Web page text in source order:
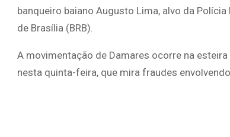
banqueiro baiano Augusto Lima, alvo da
de Brasília (BRB).
A movimentação de Damares ocorre na
nesta quinta-feira, que mira fraudes